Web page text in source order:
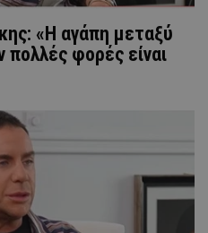
«Η αγάπη μεταξύ
φορές είναι